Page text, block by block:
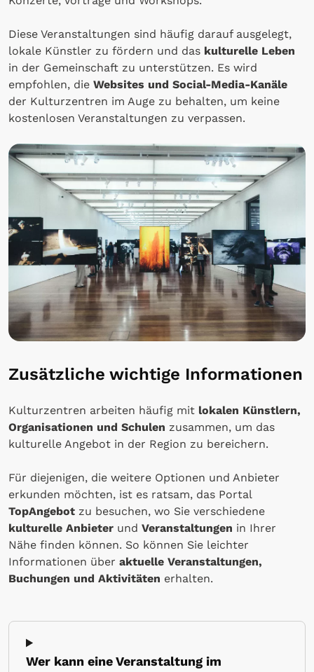
Diese Veranstaltungen sind häufig darauf ausgelegt,
lokale Künstler zu fördern und das kulturelle Leben
in der Gemeinschaft zu unterstützen. Es wird
empfohlen, die Websites und Social-Media-Kanäle
der Kulturzentren im Auge zu behalten, um keine
kostenlosen Veranstaltungen zu verpassen.
Zusätzliche wichtige Informationen
Kulturzentren arbeiten häufig mit lokalen Künstlern,
Organisationen und Schulen zusammen, um das
kulturelle Angebot in der Region zu bereichern.
Für diejenigen, die weitere Optionen und Anbieter
erkunden möchten, ist es ratsam, das Portal
TopAngebot zu besuchen, wo Sie verschiedene
kulturelle Anbieter und Veranstaltungen in Ihrer
Nähe finden können. So können Sie leichter
Informationen über aktuelle Veranstaltungen,
Buchungen und Aktivitäten erhalten.
Wer kann eine Veranstaltung im